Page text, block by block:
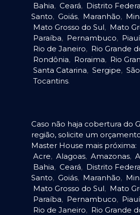
Bahia, Ceará, Distrito
Santo, Goiás, Maranhão,
Mato Grosso do Sul, Mato
Paraíba, Pernambuco, Piauí
Rio de Janeiro, Rio Grande
Rondônia, Roraima, Rio
Santa Catarina, Sergipe,
Tocantins.
Caso não haja cobertura do
região, solicite um
Master House mais próxima:
Acre, Alagoas, Amazonas,
Bahia, Ceará, Distrito
Santo, Goiás, Maranhão,
Mato Grosso do Sul, Mato
Paraíba, Pernambuco, Piauí
Rio de Janeiro, Rio Grande